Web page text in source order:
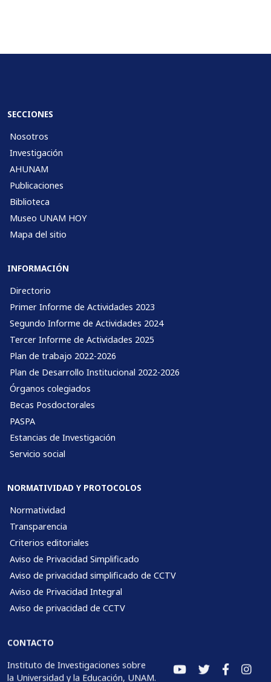
SECCIONES
Nosotros
Investigación
AHUNAM
Publicaciones
Biblioteca
Museo UNAM HOY
Mapa del sitio
INFORMACIÓN
Directorio
Primer Informe de Actividades 2023
Segundo Informe de Actividades 2024
Tercer Informe de Actividades 2025
Plan de trabajo 2022-2026
Plan de Desarrollo Institucional 2022-2026
Órganos colegiados
Becas Posdoctorales
PASPA
Estancias de Investigación
Servicio social
NORMATIVIDAD Y PROTOCOLOS
Normatividad
Transparencia
Criterios editoriales
Aviso de Privacidad Simplificado
Aviso de privacidad simplificado de CCTV
Aviso de Privacidad Integral
Aviso de privacidad de CCTV
CONTACTO
Instituto de Investigaciones sobre
la Universidad y la Educación, UNAM.